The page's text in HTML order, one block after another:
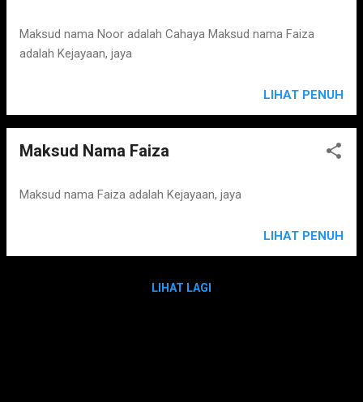
Maksud nama Noor adalah Cahaya Maksud nama Faiza
adalah Kejayaan, jaya
LIHAT PENUH
Maksud Nama Faiza
Maksud nama Faiza adalah Kejayaan, jaya
LIHAT PENUH
LIHAT LAGI